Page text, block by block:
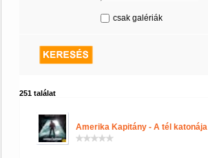
csak galériák
251 találat
Amerika Kapitány - A tél katonája